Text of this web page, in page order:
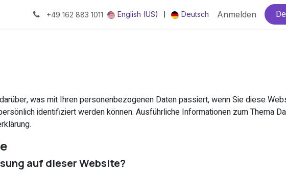
+49 162 883 1011 English (US) | Deutsch Anmelden
was mit Ihren personenbezogenen Daten passiert, wenn Sie diese
identifiziert werden können. Ausführliche Informationen zum Thema
auf dieser Website?